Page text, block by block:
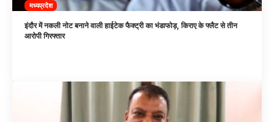
मध्यप्रदेश
इंदौर में नकली नोट बनाने वाली हाईटेक फैक्ट्री का भंडाफोड़, किराए के फ्लैट से तीन
आरोपी गिरफ्तार